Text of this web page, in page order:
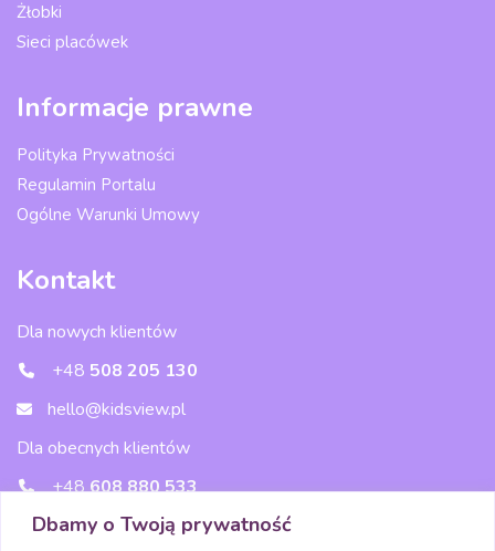
Dbamy o Twoją prywatność
Żłobki
Sieci placówek
Informacje prawne
Polityka Prywatności
Regulamin Portalu
Ogólne Warunki Umowy
Kontakt
Dla nowych klientów
+48 508 205 130
hello@kidsview.pl
Dla obecnych klientów
+48608 880 533
wsparcie@kidsview.pl